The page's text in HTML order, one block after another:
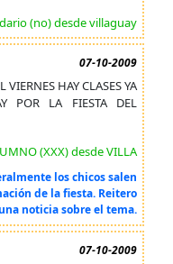
(no) desde villaguay
07-10-2009
HAY CLASES YA
POR LA FIESTA DEL
(XXX) desde VILLA
los chicos salen
de la fiesta. Reitero
noticia sobre el tema.
07-10-2009